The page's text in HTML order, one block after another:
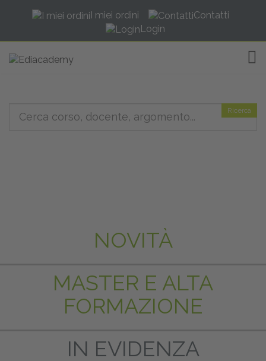
I miei ordini
Contatti
Login
Ricerca
NOVITÀ
MASTER E ALTA
FORMAZIONE
IN EVIDENZA